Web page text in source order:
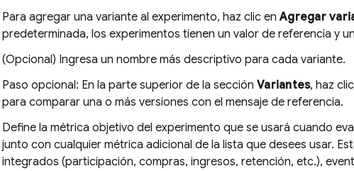
Para agregar una variante al experimento, haz clic enAgregar
predeterminada, los experimentos tienen un valor de referencia y
(Opcional) Ingresa un nombre más descriptivo para cada variante.
Paso opcional: En la parte superior de la sección Variantes, haz
para comparar una o más versiones con el mensaje de referencia.
Define la métrica objetivo del experimento que se usará cuando
junto con cualquier métrica adicional de la lista que desees usar.
integrados (participación, compras, ingresos, retención, etc.),